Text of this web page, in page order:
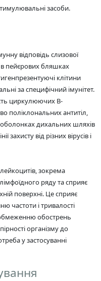
засоби.
відповідь слизової
пейєрових бляшках
клітини
за специфічний імунітет.
циркулюючих В-
поліклональних антитіл,
дихальних шляхів
захисту від різних вірусів і
зокрема
ряду та сприяє
поверхні. Це сприяє
частоти і тривалості
обострень
організму до
у застосуванні